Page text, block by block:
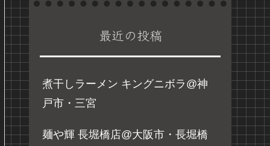
最近の投稿
煮干しラーメン キングニボラ@神
戸市・三宮
麺や輝 長堀橋店@大阪市・長堀橋